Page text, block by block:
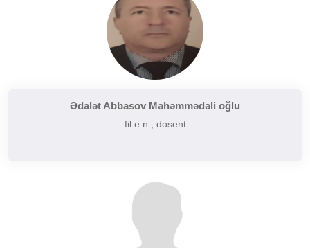
Ədalət Abbasov Məhəmmədəli oğlu
fil.e.n., dosent